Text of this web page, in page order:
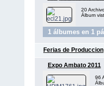
20
Álbum
1 álbumes en 1
Ferias de Produccion
Expo Ambato 2011
96